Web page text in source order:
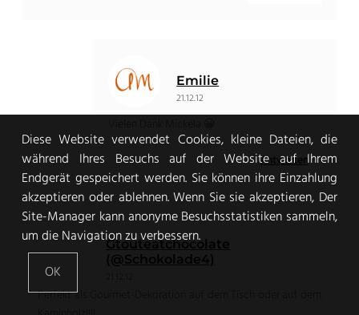
Emilie
21.12.12
Antworten
Gtouteatchocolate
(@Schokolade4)
Perfekt als Gourmet-Dekoration auf dem Tisch oder auf dem
Diese Website verwendet Cookies, kleine Dateien, die
während Ihres Besuchs auf der Website auf Ihrem
Endgerät gespeichert werden. Sie können ihre Einzahlung
akzeptieren oder ablehnen. Wenn Sie sie akzeptieren, Der
Site-Manager kann anonyme Besuchsstatistiken sammeln,
um die Navigation zu verbessern.
OK